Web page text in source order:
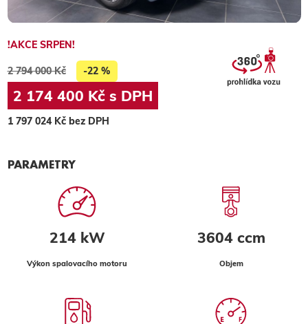
!AKCE SRPEN!
2 794 000 Kč -22 %
2 174 400 Kč s DPH
1 797 024 Kč bez DPH
PARAMETRY
214 kW
Výkon spalovacího motoru
3604 ccm
Objem